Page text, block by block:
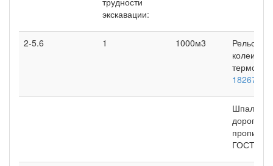
экскавации:
2-5.6 1 1000м3
Рельсы
колеи
18267-82
Шпалы
дорог
ГОСТ